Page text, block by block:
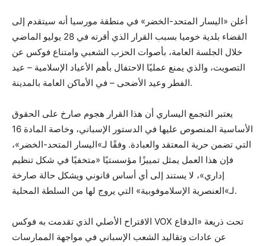
أعلن «اليسار المتحد-الخضر» في منطقة مورسيا أنه سيتقدم إلى
القضاء بلدية خوميا بسبب القرار الذي أقرته في 28 يوليو الماضي
خلال الجلسة العامة، بأصوات الحزب الشعبي وامتناع فوكس عن
التصويت، والذي يمنع عمليًا الاحتفال بأهم الأعياد الإسلامية – عيد
الفطر وعيد الأضحى – في الأماكن العامة بالمدينة.
يعتبر التجمع اليساري أن هذا القرار هجوم صارخ على الحقوق
الأساسية المنصوص عليها في الدستور الإسباني، وخاصة المادة 16
التي تضمن حرية المعتقد والعبادة. وفقًا لـ»اليسار المتحد-الخضر»،
فإن هذا العمل يمثل تمييزًا مؤسستيًا «متخفيًا في شكل تنظيم
إداري»، لا يستند إلى أي أساس قانوني ويشكل حالة صارخة
لـ»العنصرية الإسلاموفوبية» التي يروج لها من السلطة المحلية.
الاقتراح الأصلي الذي تقدمت به فوكس VOX تحت ذريعة «الدفاع
عن عادات وتقاليد الشعب الإسباني في مواجهة الممارسات